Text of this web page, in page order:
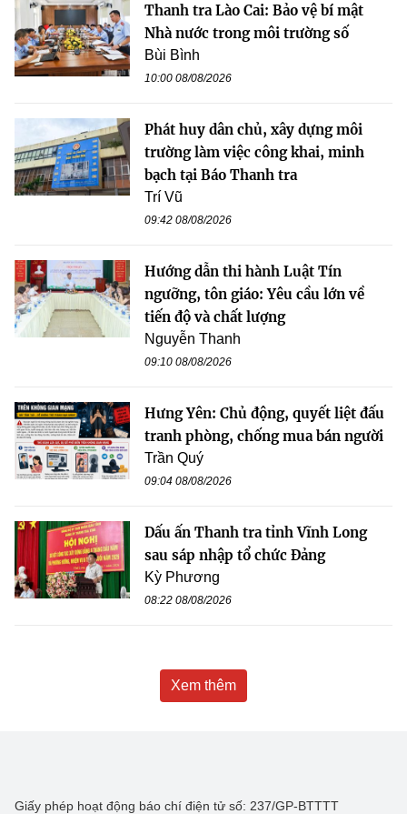
Thanh tra Lào Cai: Bảo vệ bí mật
Nhà nước trong môi trường số
Bùi Bình
10:00 08/08/2026
Phát huy dân chủ, xây dựng môi
trường làm việc công khai, minh
bạch tại Báo Thanh tra
Trí Vũ
09:42 08/08/2026
Hướng dẫn thi hành Luật Tín
ngưỡng, tôn giáo: Yêu cầu lớn về
tiến độ và chất lượng
Nguyễn Thanh
09:10 08/08/2026
Hưng Yên: Chủ động, quyết liệt đấu
tranh phòng, chống mua bán người
Trần Quý
09:04 08/08/2026
Dấu ấn Thanh tra tỉnh Vĩnh Long
sau sáp nhập tổ chức Đảng
Kỳ Phương
08:22 08/08/2026
Xem thêm
Giấy phép hoạt động báo chí điện tử số: 237/GP-BTTTT